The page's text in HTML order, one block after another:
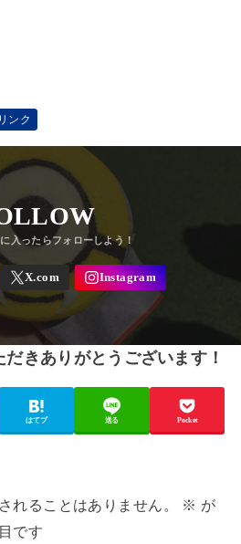
ンク
きありがとうございます！
はてブ 送る Pocket
れることはありません。 ※ が
です